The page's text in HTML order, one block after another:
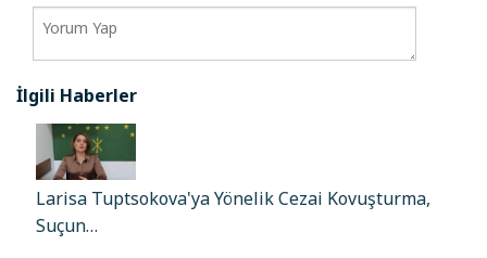
İlgili Haberler
Larisa Tuptsokova'ya Yönelik Cezai Kovuşturma,
Suçun…